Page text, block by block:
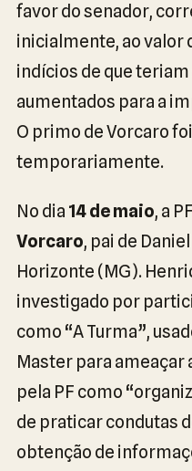
favor do senador,
inicialmente, ao valor
indícios de que
aumentados para a
O primo de Vorcaro
temporariamente.
No dia 14 de maio, a
Vorcaro, pai de
Horizonte (MG).
investigado por
como “A Turma”,
Master para
pela PF como
de praticar condutas
obtenção de